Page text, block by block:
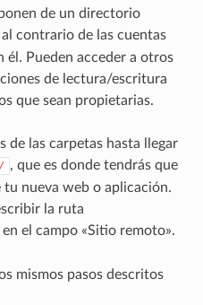
de un directorio
contrario de las cuentas
él. Pueden acceder a otros
de lectura/escritura
que sean propietarias.
de las carpetas hasta llegar
, que es donde tendrás que
nueva web o aplicación.
la ruta
en el campo «Sitio remoto».
mismos pasos descritos